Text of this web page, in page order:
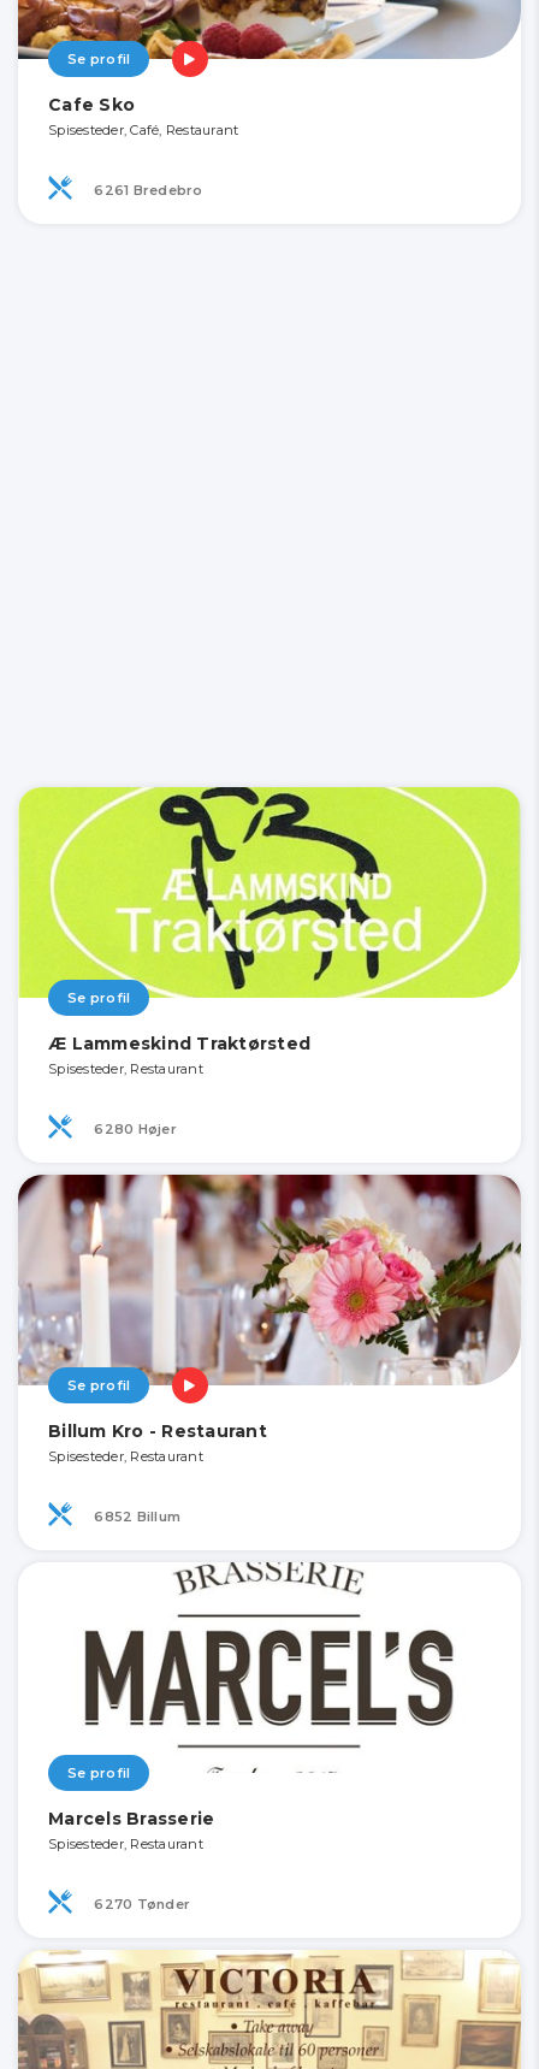
Se profil
Cafe Sko
Spisesteder, Café, Restaurant
6261 Bredebro
Se profil
Æ Lammeskind Traktørsted
Spisesteder, Restaurant
6280 Højer
Se profil
Billum Kro - Restaurant
Spisesteder, Restaurant
6852 Billum
Se profil
Marcels Brasserie
Spisesteder, Restaurant
6270 Tønder